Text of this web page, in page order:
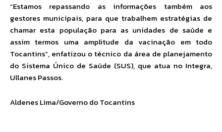
“Estamos repassando as informações também aos
gestores municipais, para que trabalhem estratégias de
chamar esta população para as unidades de saúde e
assim termos uma amplitude da vacinação em todo
Tocantins”, enfatizou o técnico da área de planejamento
do Sistema Único de Saúde (SUS), que atua no Integra,
Ullanes Passos.
Aldenes Lima/Governo do Tocantins